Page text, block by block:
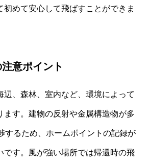
初めて安心して飛ばすことができま
意ポイント
辺、森林、室内など、環境によって
ます。建物の反射や金属構造物が多
するため、ホームポイントの記録が
です。風が強い場所では帰還時の飛